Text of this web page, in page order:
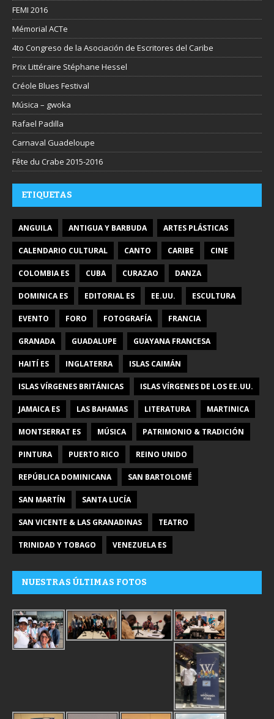
FEMI 2016
Mémorial ACTe
4to Congreso de la Asociación de Escritores del Caribe
Prix Littéraire Stéphane Hessel
Créole Blues Festival
Música – gwoka
Rafael Padilla
Carnaval Guadeloupe
Fête du Crabe 2015-2016
ETIQUETAS
ANGUILA ANTIGUA Y BARBUDA ARTES PLÁSTICAS
CALENDARIO CULTURAL CANTO CARIBE CINE
COLOMBIA ES CUBA CURAZAO DANZA
DOMINICA ES EDITORIAL ES EE.UU. ESCULTURA
EVENTO FORO FOTOGRAFÍA FRANCIA
GRANADA GUADALUPE GUAYANA FRANCESA
HAITÍ ES INGLATERRA ISLAS CAIMÁN
ISLAS VÍRGENES BRITÁNICAS ISLAS VÍRGENES DE LOS EE.UU.
JAMAICA ES LAS BAHAMAS LITERATURA MARTINICA
MONTSERRAT ES MÚSICA PATRIMONIO & TRADICIÓN
PINTURA PUERTO RICO REINO UNIDO
REPÚBLICA DOMINICANA SAN BARTOLOMÉ
SAN MARTÍN SANTA LUCÍA
SAN VICENTE & LAS GRANADINAS TEATRO
TRINIDAD Y TOBAGO VENEZUELA ES
NUESTRAS ÚLTIMAS FOTOS